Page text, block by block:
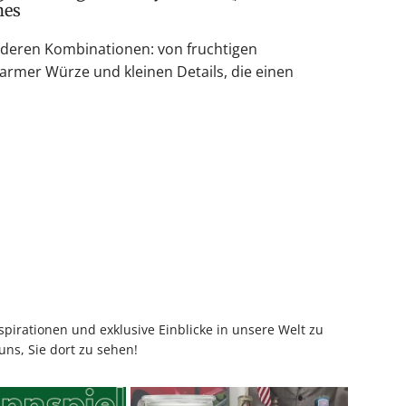
Kombinationen: von fruchtigen
Würze und kleinen Details, die einen
und exklusive Einblicke in unsere Welt zu
Sie dort zu sehen!